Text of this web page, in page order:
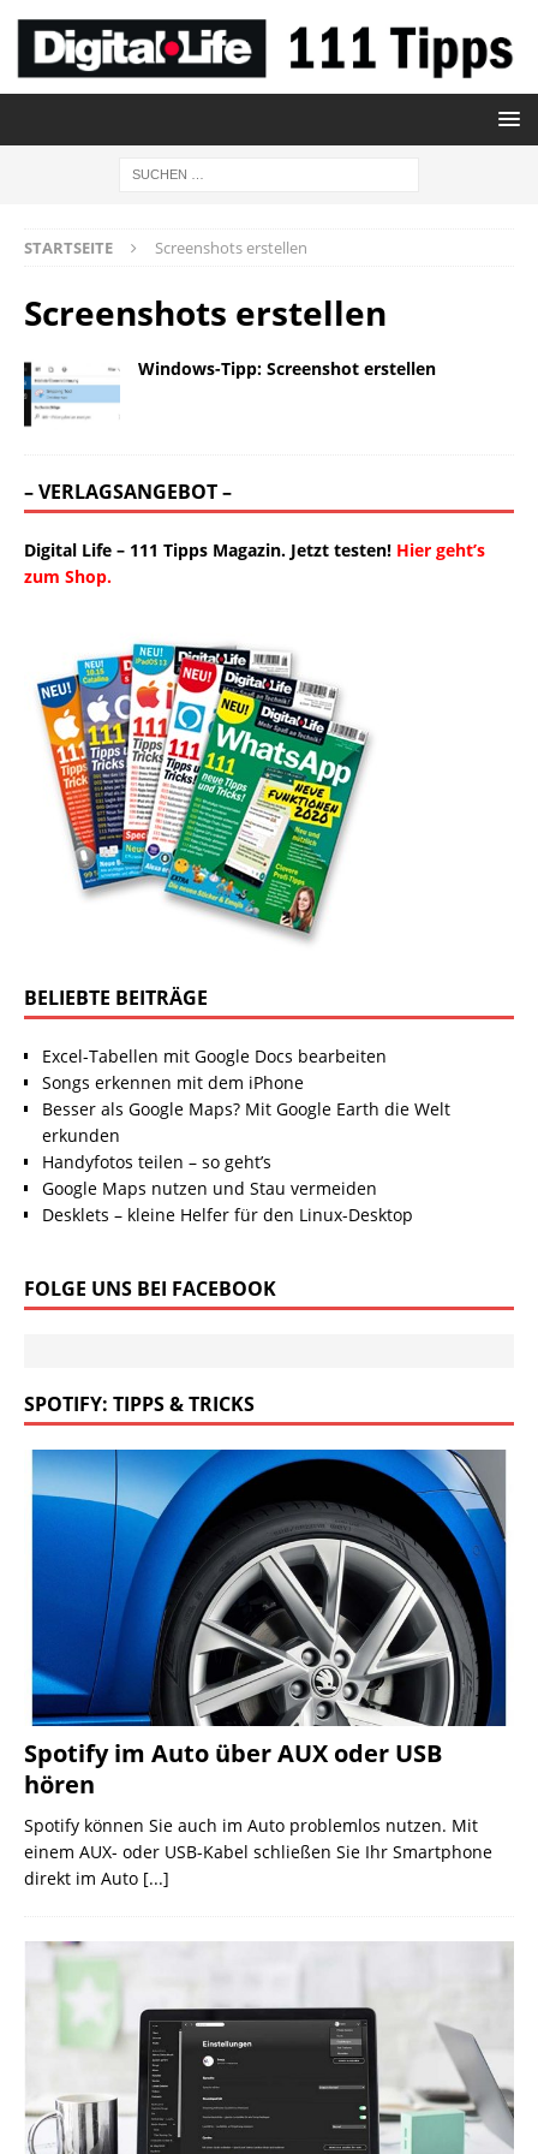
STARTSEITE Screenshots erstellen
Screenshots erstellen
Windows-Tipp: Screenshot erstellen
– VERLAGSANGEBOT –
Digital Life – 111 Tipps Magazin. Jetzt testen! Hier geht’s
zum Shop.
BELIEBTE BEITRÄGE
Excel-Tabellen mit Google Docs bearbeiten
Songs erkennen mit dem iPhone
Besser als Google Maps? Mit Google Earth die Welt
erkunden
Handyfotos teilen – so geht’s
Google Maps nutzen und Stau vermeiden
Desklets – kleine Helfer für den Linux-Desktop
FOLGE UNS BEI FACEBOOK
SPOTIFY: TIPPS & TRICKS
Spotify im Auto über AUX oder USB
hören
Spotify können Sie auch im Auto problemlos nutzen. Mit
einem AUX- oder USB-Kabel schließen Sie Ihr Smartphone
direkt im Auto [...]